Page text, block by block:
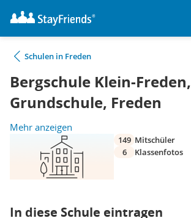
Schulen in Freden
Bergschule Klein-Freden,
Grundschule, Freden
Mehr anzeigen
149 Mitschüler
6
Klassenfotos
In diese Schule eintragen